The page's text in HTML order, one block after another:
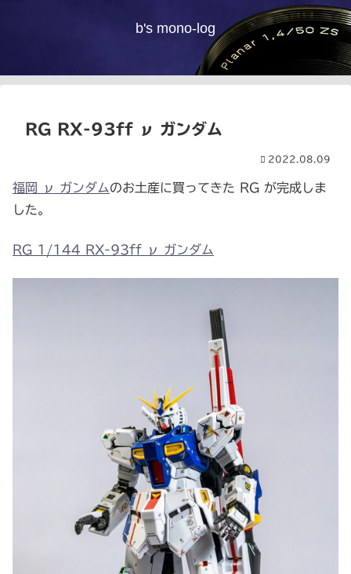
b's mono-log
RG RX-93ff ν ガンダム
2022.08.09
福岡 ν ガンダムのお土産に買ってきた RG が完成しま
した。
RG 1/144 RX-93ff ν ガンダム